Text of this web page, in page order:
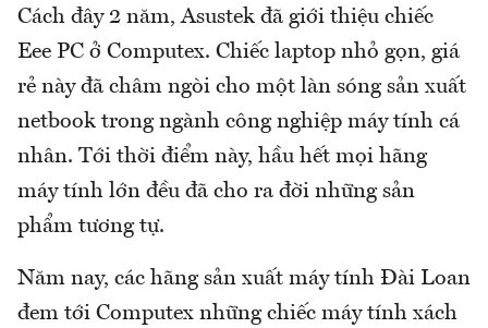
Cách đây 2 năm, Asustek đã giới thiệu chiếc
Eee PC ở Computex. Chiếc laptop nhỏ gọn, giá
rẻ này đã châm ngòi cho một làn sóng sản xuất
netbook trong ngành công nghiệp máy tính cá
nhân. Tới thời điểm này, hầu hết mọi hãng
máy tính lớn đều đã cho ra đời những sản
phẩm tương tự.
Năm nay, các hãng sản xuất máy tính Đài Loan
đem tới Computex những chiếc máy tính xách